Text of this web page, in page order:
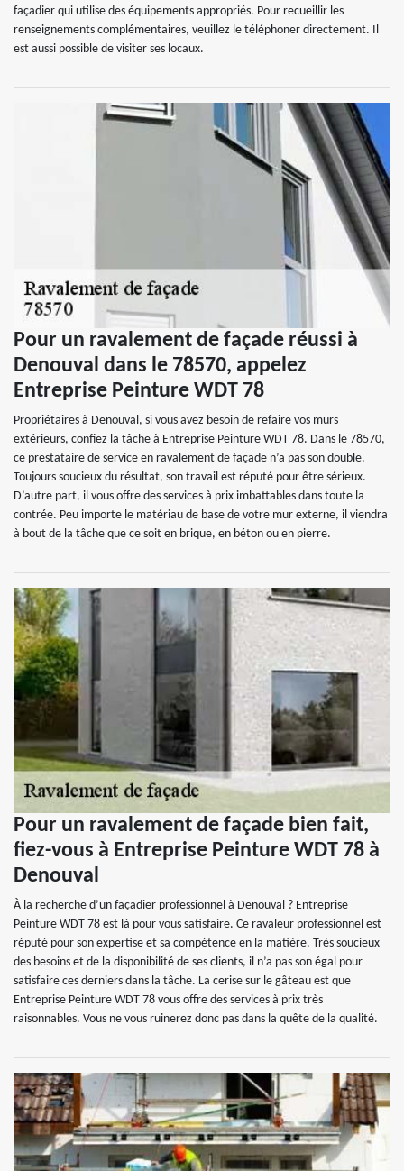
façadier qui utilise des équipements appropriés. Pour recueillir les
renseignements complémentaires, veuillez le téléphoner directement. Il
est aussi possible de visiter ses locaux.
Pour un ravalement de façade réussi à
Denouval dans le 78570, appelez
Entreprise Peinture WDT 78
Propriétaires à Denouval, si vous avez besoin de refaire vos murs
extérieurs, confiez la tâche à Entreprise Peinture WDT 78. Dans le 78570,
ce prestataire de service en ravalement de façade n’a pas son double.
Toujours soucieux du résultat, son travail est réputé pour être sérieux.
D’autre part, il vous offre des services à prix imbattables dans toute la
contrée. Peu importe le matériau de base de votre mur externe, il viendra
à bout de la tâche que ce soit en brique, en béton ou en pierre.
Pour un ravalement de façade bien fait,
fiez-vous à Entreprise Peinture WDT 78 à
Denouval
À la recherche d’un façadier professionnel à Denouval ? Entreprise
Peinture WDT 78 est là pour vous satisfaire. Ce ravaleur professionnel est
réputé pour son expertise et sa compétence en la matière. Très soucieux
des besoins et de la disponibilité de ses clients, il n’a pas son égal pour
satisfaire ces derniers dans la tâche. La cerise sur le gâteau est que
Entreprise Peinture WDT 78 vous offre des services à prix très
raisonnables. Vous ne vous ruinerez donc pas dans la quête de la qualité.